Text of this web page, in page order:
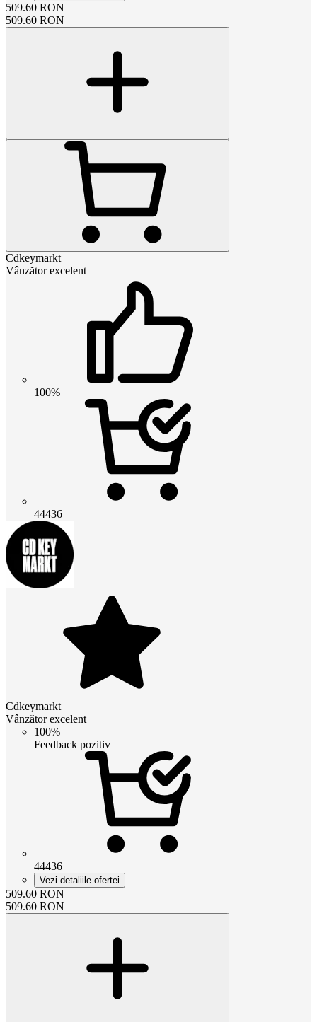
509.60 RON
509.60 RON
Cdkeymarkt
Vânzător excelent
100%
44436
Cdkeymarkt
Vânzător excelent
100%
Feedback pozitiv
44436
Vezi detaliile ofertei
509.60 RON
509.60 RON